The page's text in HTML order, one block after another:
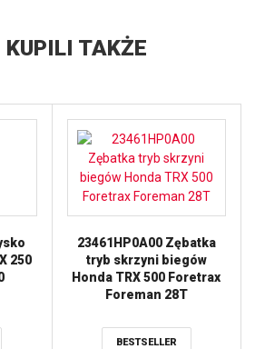
KUPILI TAKŻE
250
23461HP0A00 Zębatka
tryb skrzyni biegów
Honda TRX 500 Foretrax
Foreman 28T
BESTSELLER